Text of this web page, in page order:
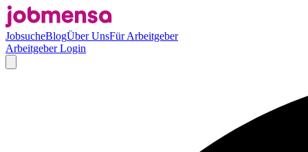
JobsucheBlogÜber UnsFür Arbeitgeber
Arbeitgeber Login